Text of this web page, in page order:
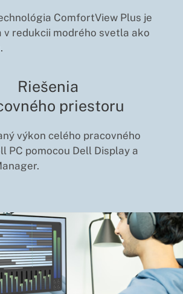
ComfortView Plus je
v redukcii modrého svetla ako
Riešenia
priestoru
výkon celého pracovného
PC pomocou Dell Display a